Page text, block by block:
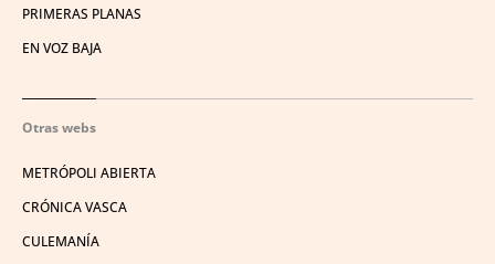
PRIMERAS PLANAS
EN VOZ BAJA
Otras webs
METRÓPOLI ABIERTA
CRÓNICA VASCA
CULEMANÍA